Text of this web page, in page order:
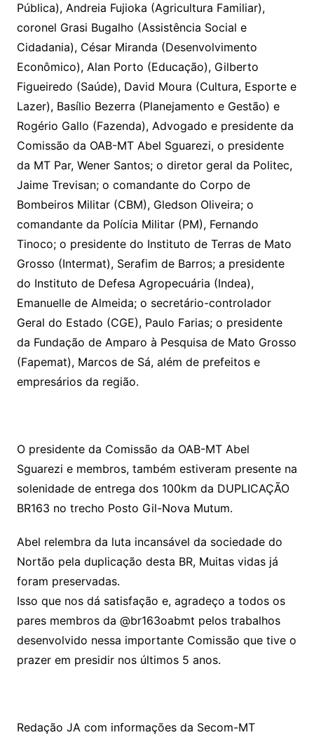
Pública), Andreia Fujioka (Agricultura Familiar),
coronel Grasi Bugalho (Assistência Social e
Cidadania), César Miranda (Desenvolvimento
Econômico), Alan Porto (Educação), Gilberto
Figueiredo (Saúde), David Moura (Cultura, Esporte e
Lazer), Basílio Bezerra (Planejamento e Gestão) e
Rogério Gallo (Fazenda), Advogado e presidente da
Comissão da OAB-MT Abel Sguarezi, o presidente
da MT Par, Wener Santos; o diretor geral da Politec,
Jaime Trevisan; o comandante do Corpo de
Bombeiros Militar (CBM), Gledson Oliveira; o
comandante da Polícia Militar (PM), Fernando
Tinoco; o presidente do Instituto de Terras de Mato
Grosso (Intermat), Serafim de Barros; a presidente
do Instituto de Defesa Agropecuária (Indea),
Emanuelle de Almeida; o secretário-controlador
Geral do Estado (CGE), Paulo Farias; o presidente
da Fundação de Amparo à Pesquisa de Mato Grosso
(Fapemat), Marcos de Sá, além de prefeitos e
empresários da região.
O presidente da Comissão da OAB-MT Abel
Sguarezi e membros, também estiveram presente na
solenidade de entrega dos 100km da DUPLICAÇÃO
BR163 no trecho Posto Gil-Nova Mutum.
Abel relembra da luta incansável da sociedade do
Nortão pela duplicação desta BR, Muitas vidas já
foram preservadas.
Isso que nos dá satisfação e, agradeço a todos os
pares membros da @br163oabmt pelos trabalhos
desenvolvido nessa importante Comissão que tive o
prazer em presidir nos últimos 5 anos.
Redação JA com informações da Secom-MT